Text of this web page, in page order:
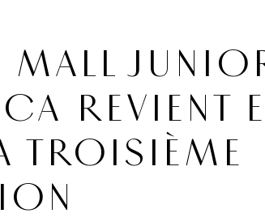
REVIENT
TROISIÈME